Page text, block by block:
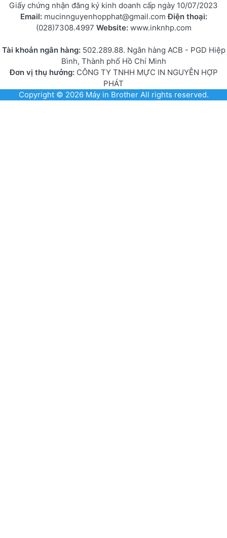
Giấy chứng nhận đăng ký kinh doanh cấp ngày 10/07/2023
Email: mucinnguyenhopphat@gmail.comĐiện thoại:
(028)7308.4997 Website: www.inknhp.com
Tài khoản ngân hàng: 502.289.88. Ngân hàng ACB - PGD Hiệp
Bình, Thành phố Hồ Chí Minh
Đơn vị thụ hưởng:CÔNG TY TNHH MỰC IN NGUYỄN HỢP
PHÁT
Copyright © 2026 Máy in BrotherAll rights reserved.